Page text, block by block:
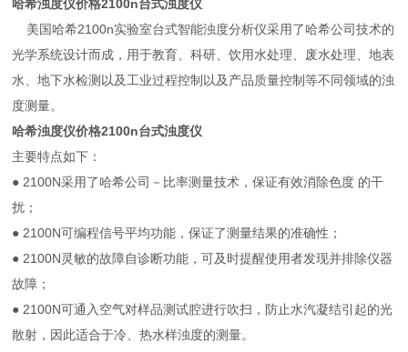
哈希浊度仪价格2100n台式浊度仪
美国哈希2100n实验室台式智能浊度分析仪采用了哈希公司技术的
光学系统设计而成，用于教育、科研、饮用水处理、废水处理、地表
水、地下水检测以及工业过程控制以及产品质量控制等不同领域的浊
度测量。
哈希浊度仪价格2100n台式浊度仪
主要特点如下：
● 2100N采用了哈希公司－比率测量技术，保证有效消除色度 的干
扰；
● 2100N可编程信号平均功能，保证了测量结果的准确性；
● 2100N灵敏的故障自诊断功能，可及时提醒使用者发现并排除仪器
故障；
● 2100N可通入空气对样品测试腔进行吹扫，防止水汽凝结引起的光
散射，因此适合于冷、热水样浊度的测量。